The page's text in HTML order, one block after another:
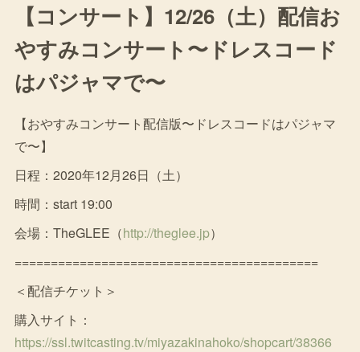
【コンサート】12/26（土）配信お
やすみコンサート〜ドレスコード
はパジャマで〜
【おやすみコンサート配信版〜ドレスコードはパジャマ
で〜】
日程：2020年12月26日（土）
時間：start 19:00
会場：TheGLEE（http://theglee.jp）
==========================================
＜配信チケット＞
購入サイト：
https://ssl.twitcasting.tv/miyazakinahoko/shopcart/38366